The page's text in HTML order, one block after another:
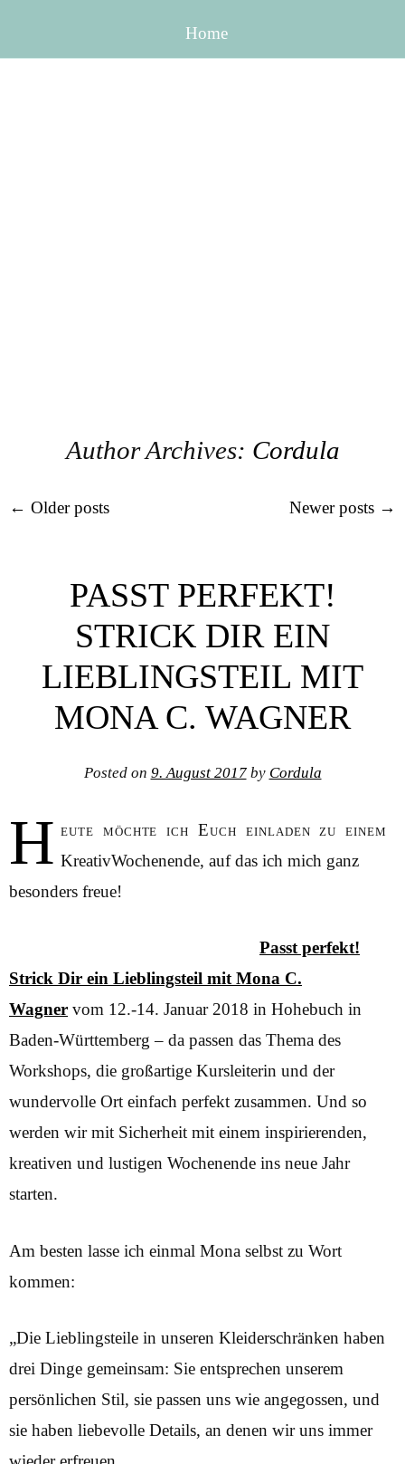
Home
Author Archives: Cordula
Post navigation
← Older posts Newer posts →
PASST PERFEKT!
STRICK DIR EIN
LIEBLINGSTEIL MIT
MONA C. WAGNER
Posted on 9. August 2017by Cordula
H eute möchte ich Euch einladen zu einem
KreativWochenende, auf das ich mich ganz
besonders freue!
Passt perfekt!
Strick Dir ein Lieblingsteil mit Mona C.
Wagner vom 12.-14. Januar 2018 in Hohebuch in
Baden-Württemberg – da passen das Thema des
Workshops, die großartige Kursleiterin und der
wundervolle Ort einfach perfekt zusammen. Und so
werden wir mit Sicherheit mit einem inspirierenden,
kreativen und lustigen Wochenende ins neue Jahr
starten.
Am besten lasse ich einmal Mona selbst zu Wort
kommen:
„Die Lieblingsteile in unseren Kleiderschränken haben
drei Dinge gemeinsam: Sie entsprechen unserem
persönlichen Stil, sie passen uns wie angegossen, und
sie haben liebevolle Details, an denen wir uns immer